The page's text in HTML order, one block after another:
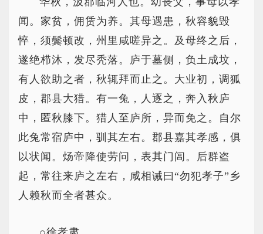
闻。家贫，佣赁为养。其母遇患，秋容貌毁
悴，须鬓顿改，州里咸嗟异之。及母终之后，
遂绝栉沐，发尽秃落。庐于墓侧，负土成坟，
有人欲助之者，秋辄拜而止之。大业初，调狐
皮，郡县大猎。有一兔，人逐之，奔入秋庐
中，匿秋膝下。猎人至庐所，异而免之。自尔
此兔常宿庐中，驯其左右。郡县嘉其孝感，俱
以状闻。炀帝降使劳问，表其门闾。后群盗
起，常往来庐之左右，咸相诫曰“勿犯孝子”乡
人赖秋而全者甚众。